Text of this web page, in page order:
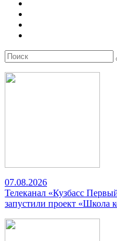
07.08.2026
Телеканал «Кузбасс
запустили проект «Школа